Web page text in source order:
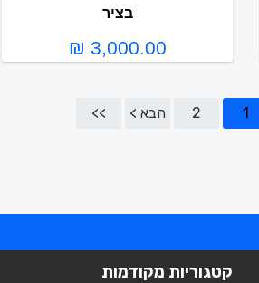
בציר
3,000.00 ₪
1
2 הבא > >>
קטגוריות מקודמות